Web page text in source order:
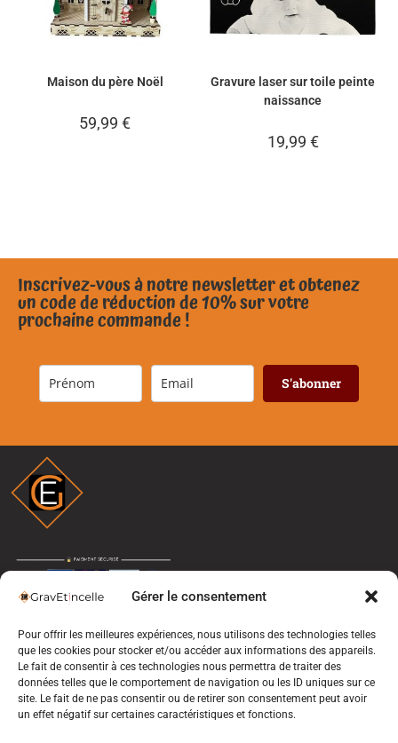
Gérer le consentement
Pour offrir les meilleures expériences, nous utilisons des technologies telles
que les cookies pour stocker et/ou accéder aux informations des appareils.
Le fait de consentir à ces technologies nous permettra de traiter des
données telles que le comportement de navigation ou les ID uniques sur ce
site. Le fait de ne pas consentir ou de retirer son consentement peut avoir
un effet négatif sur certaines caractéristiques et fonctions.
Maison du père Noël
59,99€
Gravure laser sur toile peinte
naissance
19,99 €
Inscrivez-vous à notre newsletter et obtenez
un code de réduction de 10% sur votre
prochaine commande !
S'abonner
THÈMES
Anniversaire
Mariage
CONTACT
FAQ
Livraisons et retours